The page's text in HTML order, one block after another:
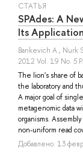
СТАТЬЯ
SPAdes: A
Its
Bankevich A., Nurk
2012 Vol. 19 No. 5
The lion's share of
the laboratory and
A major goal of
metagenomic data
organisms.
non-uniform read
Добавлено: 13